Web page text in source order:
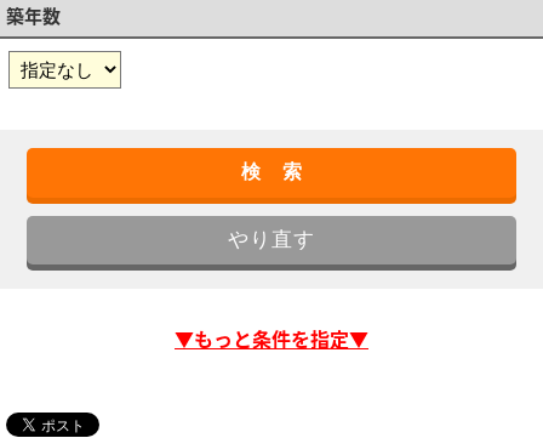
築年数
▼もっと条件を指定▼